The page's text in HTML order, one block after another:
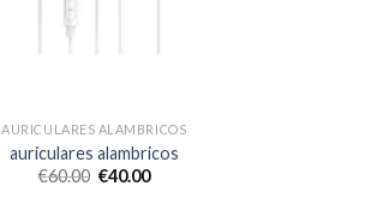
AURICULARES ALAMBRICOS
auriculares alambricos
€60.00 €40.00